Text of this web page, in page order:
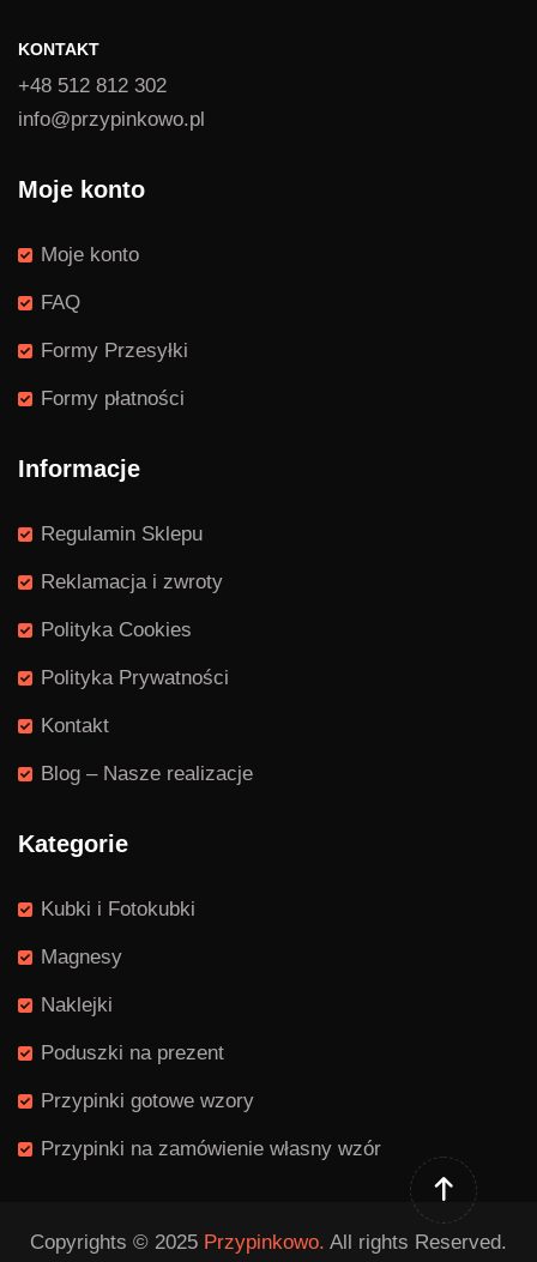
KONTAKT
+48 512 812 302
info@przypinkowo.pl
Moje konto
Moje konto
FAQ
Formy Przesyłki
Formy płatności
Informacje
Regulamin Sklepu
Reklamacja i zwroty
Polityka Cookies
Polityka Prywatności
Kontakt
Blog – Nasze realizacje
Kategorie
Kubki i Fotokubki
Magnesy
Naklejki
Poduszki na prezent
Przypinki gotowe wzory
Przypinki na zamówienie własny wzór
Copyrights © 2025 Przypinkowo. All rights Reserved.